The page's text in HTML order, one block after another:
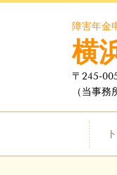
障害年金
横
〒245-
（当事